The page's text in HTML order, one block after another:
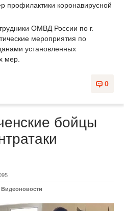
ОМВД России по г.
мероприятия по
установленных
мер.
0
бойцы
Видеоновости